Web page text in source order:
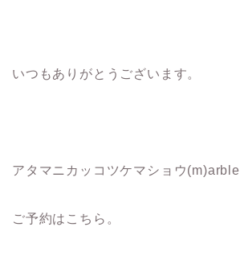
いつもありがとうございます。
アタマニカッコツケマショウ(m)arble
ご予約はこちら。